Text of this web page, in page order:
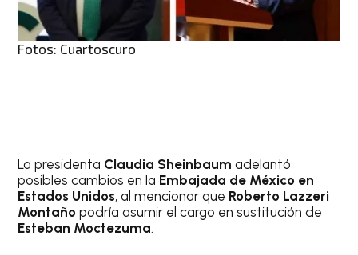
Fotos: Cuartoscuro
La presidenta Claudia Sheinbaum adelantó
posibles cambios en la Embajada de México en
Estados Unidos, al mencionar que Roberto Lazzeri
Montaño podría asumir el cargo en sustitución de
Esteban Moctezuma.